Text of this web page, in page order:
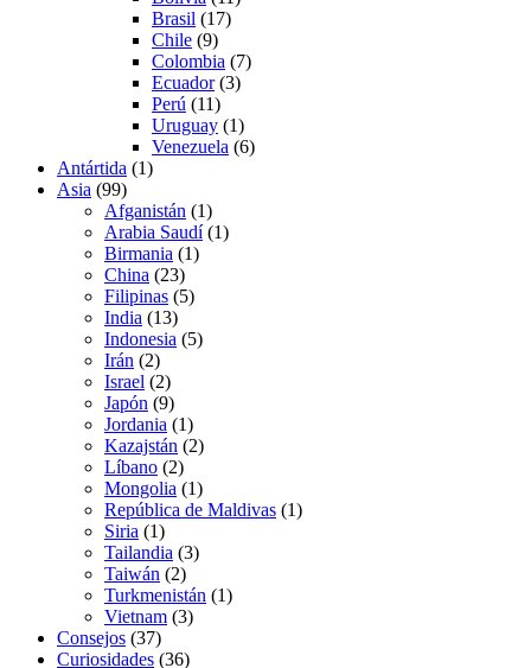
Brasil (17)
Chile (9)
Colombia (7)
Ecuador(3)
Perú (11)
Uruguay (1)
Venezuela (6)
Antártida (1)
Asia (99)
Afganistán (1)
Arabia Saudí(1)
Birmania (1)
China (23)
Filipinas (5)
India (13)
Indonesia (5)
Irán (2)
Israel (2)
Japón (9)
Jordania (1)
Kazajstán (2)
Líbano (2)
Mongolia (1)
República de Maldivas (1)
Siria (1)
Tailandia (3)
Taiwán (2)
Turkmenistán (1)
Vietnam (3)
Consejos (37)
Curiosidades (36)